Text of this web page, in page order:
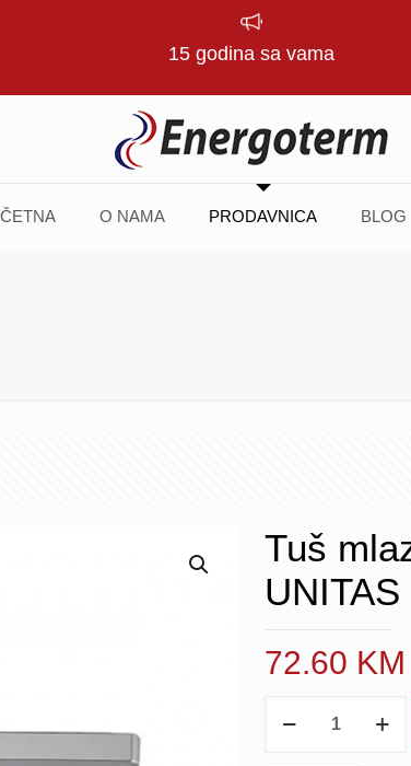
15 godina sa vama
O NAMA PRODAVNICA BLOG
Tuš
UNITAS
72.60 KM